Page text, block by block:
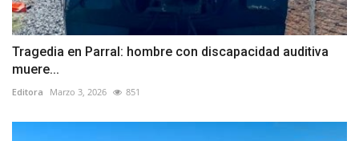
Tragedia en Parral: hombre con discapacidad auditiva
muere...
Editora Marzo 3, 2026 851